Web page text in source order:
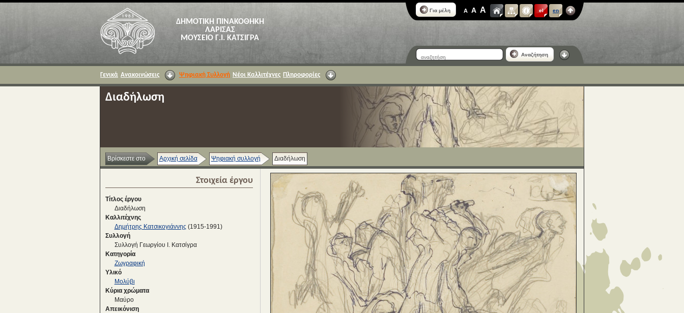
ΔΗΜΟΤΙΚΗ ΠΙΝΑΚΟΘΗΚΗ
ΛΑΡΙΣΑΣ
ΜΟΥΣΕΙΟ Γ.Ι. ΚΑΤΣΙΓΡΑ
Για μέλη A A A el en
Αναζήτηση
Γενικά Ανακοινώσεις Ψηφιακή Συλλογή Νέοι Καλλιτέχνες Πληροφορίες
Διαδήλωση
Βρίσκεστε στο Αρχική σελίδα Ψηφιακή συλλογή Διαδήλωση
Στοιχεία έργου
Τίτλος έργου
Διαδήλωση
Καλλιτέχνης
Δημήτρης Κατσικογιάννης (1915-1991)
Συλλογή
Συλλογή Γεωργίου Ι. Κατσίγρα
Κατηγορία
Ζωγραφική
Υλικό
Μολύβι
Κύρια χρώματα
Μαύρο
Απεικόνιση